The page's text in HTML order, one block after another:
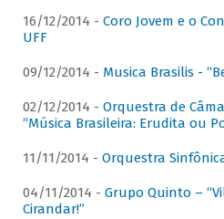
16/12/2014 - Coro Jovem e o
UFF
09/12/2014 - Musica Brasilis -
02/12/2014 - Orquestra de
“Música Brasileira: Erudita ou
11/11/2014 - Orquestra
04/11/2014 - Grupo Quinto –
Cirandar!”